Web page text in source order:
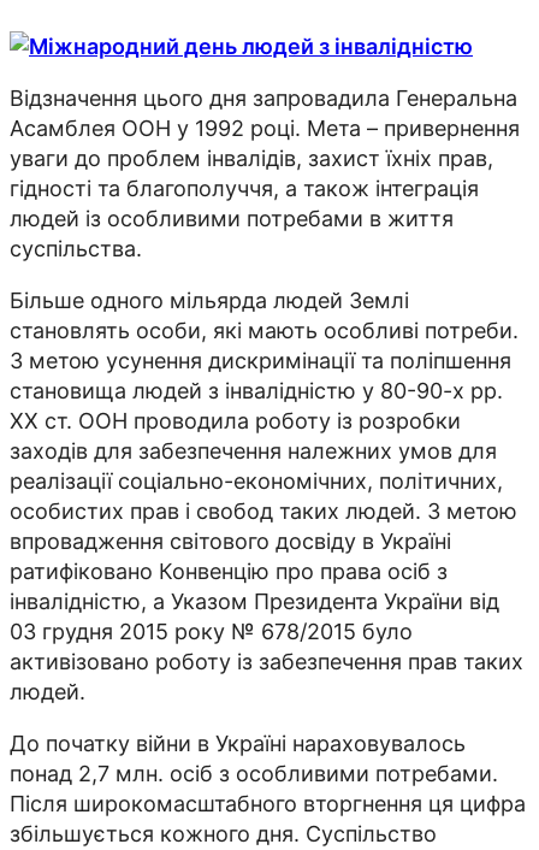
Відзначення цього дня запровадила Генеральна
Асамблея ООН у 1992 році. Мета – привернення
уваги до проблем інвалідів, захист їхніх прав,
гідності та благополуччя, а також інтеграція
людей із особливими потребами в життя
суспільства.
Більше одного мільярда людей Землі
становлять особи, які мають особливі потреби.
З метою усунення дискримінації та поліпшення
становища людей з інвалідністю у 80-90-х рр.
ХХ ст. ООН проводила роботу із розробки
заходів для забезпечення належних умов для
реалізації соціально-економічних, політичних,
особистих прав і свобод таких людей. З метою
впровадження світового досвіду в Україні
ратифіковано Конвенцію про права осіб з
інвалідністю, а Указом Президента України від
03 грудня 2015 року № 678/2015 було
активізовано роботу із забезпечення прав таких
людей.
До початку війни в Україні нараховувалось
понад 2,7 млн. осіб з особливими потребами.
Після широкомасштабного вторгнення ця цифра
збільшується кожного дня. Суспільство